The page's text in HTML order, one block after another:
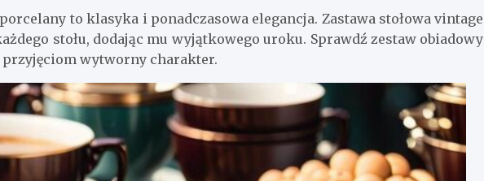
to klasyka i ponadczasowa elegancja. Zastawa stołowa vintage
stołu, dodając mu wyjątkowego uroku. Sprawdź zestaw obiadowy
wytworny charakter.